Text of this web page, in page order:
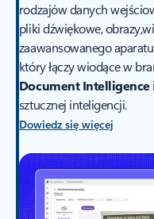
rodzajów danych
pliki dźwiękowe,
zaawansowanego
który łączy wiodące w
Document Intelligence
sztucznej inteligencji.
Dowiedz się więcej